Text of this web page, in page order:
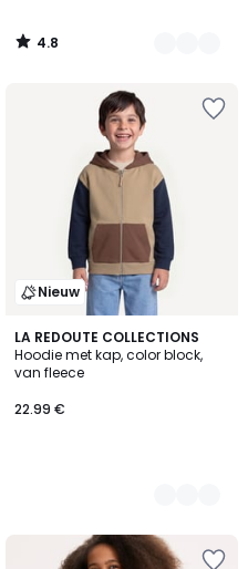
4.8
/
Nieuw
LA REDOUTE COLLECTIONS
Hoodie met kap, color block,
van fleece
22.99 €
2
Kleuren